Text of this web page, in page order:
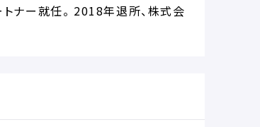
ナー就任。 2018年退所、株式会